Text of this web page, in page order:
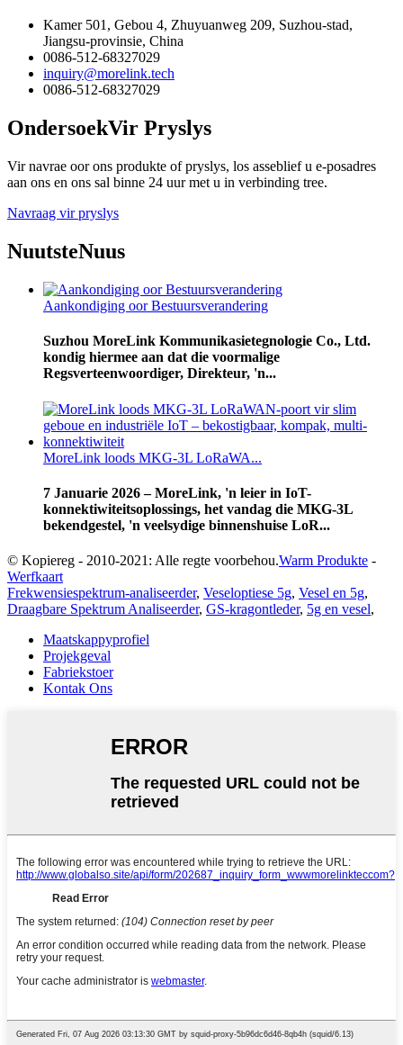
Kamer 501, Gebou 4, Zhuyuanweg 209, Suzhou-stad,
Jiangsu-provinsie, China
0086-512-68327029
inquiry@morelink.tech
0086-512-68327029
OndersoekVir Pryslys
Vir navrae oor ons produkte of pryslys, los asseblief u e-posadres
aan ons en ons sal binne 24 uur met u in verbinding tree.
Navraag vir pryslys
NuutsteNuus
Aankondiging oor Bestuursverandering
Suzhou MoreLink Kommunikasietegnologie Co., Ltd.
kondig hiermee aan dat die voormalige
Regsverteenwoordiger, Direkteur, 'n...
MoreLink loods MKG-3L LoRaWA...
7 Januarie 2026 – MoreLink, 'n leier in IoT-
konnektiwiteitsoplossings, het vandag die MKG-3L
bekendgestel, 'n veelsydige binnenshuise LoR...
© Kopiereg - 2010-2021: Alle regte voorbehou.Warm Produkte -
Werfkaart
Frekwensiespektrum-analiseerder, Veseloptiese 5g, Vesel en 5g,
Draagbare Spektrum Analiseerder, GS-kragontleder, 5g en vesel,
Maatskappyprofiel
Projekgeval
Fabriekstoer
Kontak Ons